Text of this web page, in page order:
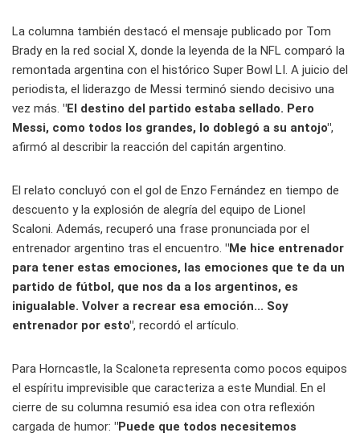
La columna también destacó el mensaje publicado por Tom
Brady en la red social X, donde la leyenda de la NFL comparó la
remontada argentina con el histórico Super Bowl LI. A juicio del
periodista, el liderazgo de Messi terminó siendo decisivo una
vez más. "El destino del partido estaba sellado. Pero
Messi, como todos los grandes, lo doblegó a su antojo",
afirmó al describir la reacción del capitán argentino.
El relato concluyó con el gol de Enzo Fernández en tiempo de
descuento y la explosión de alegría del equipo de Lionel
Scaloni. Además, recuperó una frase pronunciada por el
entrenador argentino tras el encuentro. "Me hice entrenador
para tener estas emociones, las emociones que te da un
partido de fútbol, que nos da a los argentinos, es
inigualable. Volver a recrear esa emoción... Soy
entrenador por esto", recordó el artículo.
Para Horncastle, la Scaloneta representa como pocos equipos
el espíritu imprevisible que caracteriza a este Mundial. En el
cierre de su columna resumió esa idea con otra reflexión
cargada de humor: "Puede que todos necesitemos